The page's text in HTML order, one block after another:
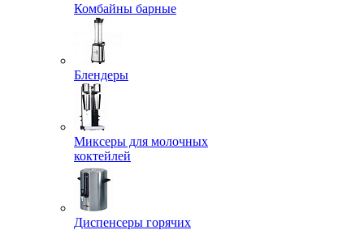
Комбайны барные
Блендеры
Миксеры для молочных
коктейлей
Диспенсеры горячих